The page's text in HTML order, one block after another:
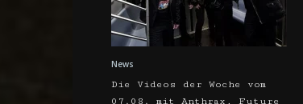
News
Die Videos der Woche vom
07.08. mit Anthrax, Future